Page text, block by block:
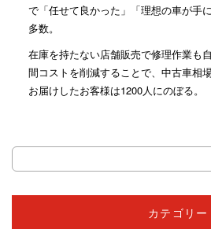
で「任せて良かった」「理想の車が手
多数。
在庫を持たない店舗販売で修理作業も
間コストを削減することで、中古車相
お届けしたお客様は1200人にのぼる。
カテゴリー